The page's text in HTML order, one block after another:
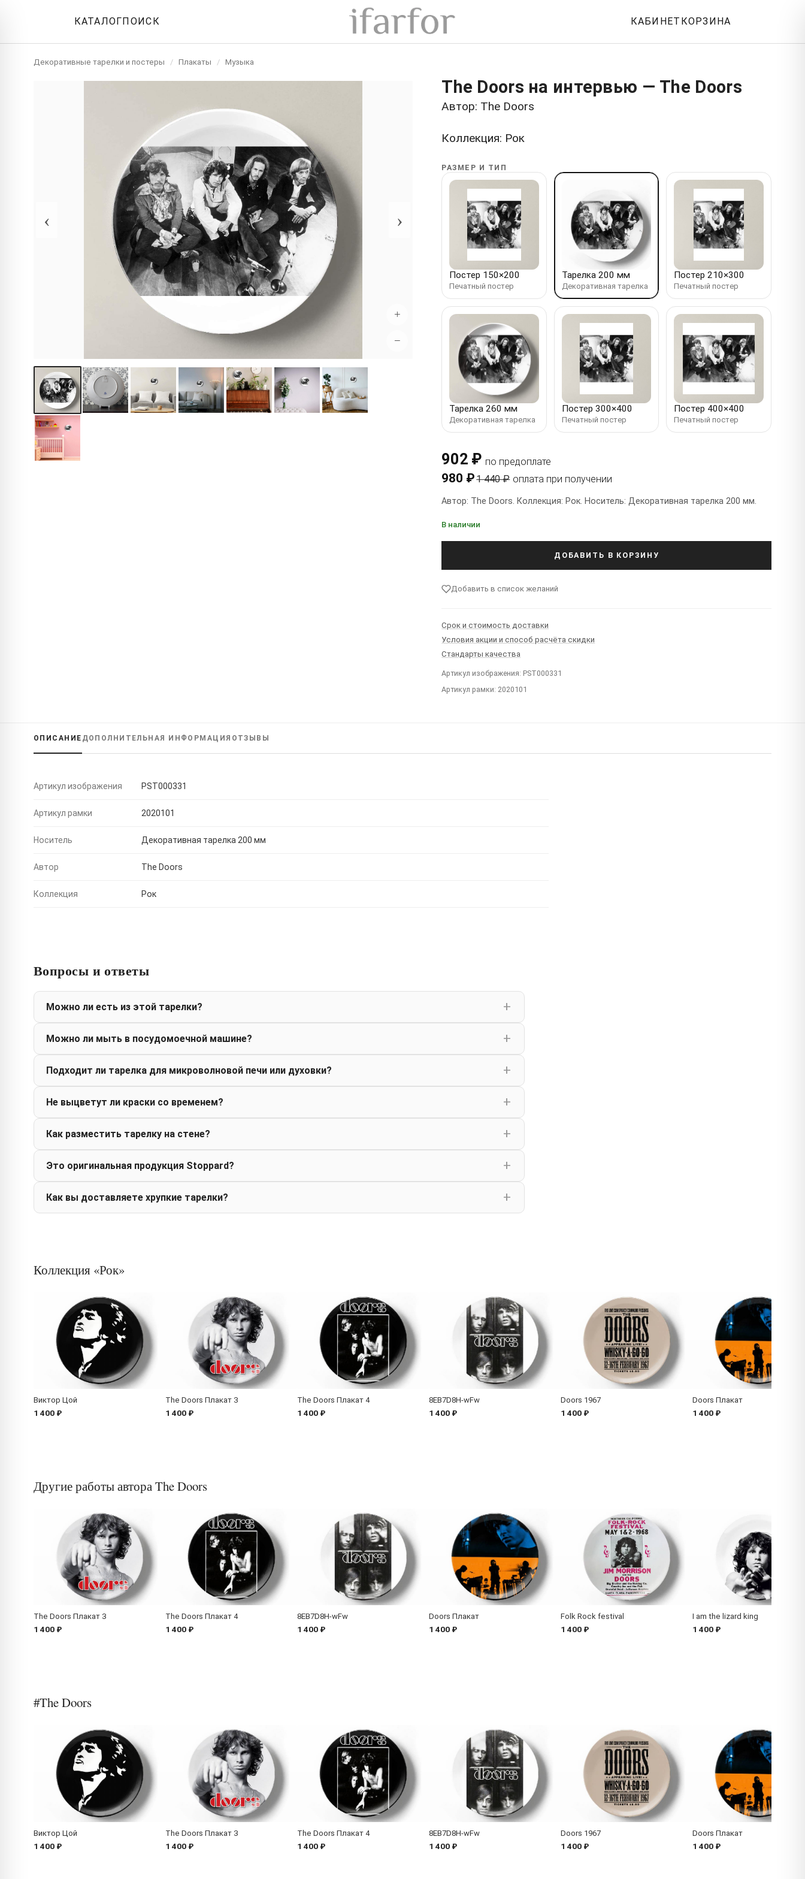
КАТАЛОГПОИСК КАБИНЕТ КОРЗИНА
Декоративные тарелки и постеры / Плакаты / Музыка
‹ ›
+
−
The Doors на интервью — The Doors
Автор: The Doors
Коллекция: Рок
РАЗМЕР И ТИП
Постер 150×200
Печатный постер
Тарелка 200 мм
Декоративная тарелка
Постер 210×300
Печатный постер
Тарелка 260 мм
Декоративная тарелка
Постер 300×400
Печатный постер
Постер 400×400
Печатный постер
902 ₽ по предоплате
980 ₽1 440 ₽ оплата при получении
Автор: The Doors. Коллекция: Рок. Носитель: Декоративная тарелка 200 мм.
В наличии
ДОБАВИТЬ В КОРЗИНУ
Добавить в список желаний
Срок и стоимость доставки
Условия акции и способ расчёта скидки
Стандарты качества
Артикул изображения: PST000331
Артикул рамки: 2020101
ОПИСАНИЕ ДОПОЛНИТЕЛЬНАЯ ИНФОРМАЦИЯ ОТЗЫВЫ
Артикул изображения PST000331
Артикул рамки 2020101
Носитель Декоративная тарелка 200 мм
Автор The Doors
Коллекция Рок
Вопросы и ответы
Можно ли есть из этой тарелки?
Можно ли мыть в посудомоечной машине?
Подходит ли тарелка для микроволновой печи или духовки?
Не выцветут ли краски со временем?
Как разместить тарелку на стене?
Это оригинальная продукция Stoppard?
Как вы доставляете хрупкие тарелки?
Коллекция «Рок»
Виктор Цой
1 400 ₽
The Doors Плакат 3
1 400 ₽
The Doors Плакат 4
1 400 ₽
8EB7D8H-wFw
1 400 ₽
Doors 1967
1 400 ₽
Doors Плакат
1 400 ₽
Другие работы автора The Doors
The Doors Плакат 3
1 400 ₽
The Doors Плакат 4
1 400 ₽
8EB7D8H-wFw
1 400 ₽
Doors Плакат
1 400 ₽
Folk Rock festival
1 400 ₽
I am the lizard king
1 400 ₽
#The Doors
Виктор Цой
1 400 ₽
The Doors Плакат 3
1 400 ₽
The Doors Плакат 4
1 400 ₽
8EB7D8H-wFw
1 400 ₽
Doors 1967
1 400 ₽
Doors Плакат
1 400 ₽